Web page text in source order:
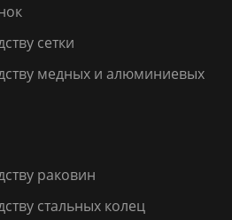
сетки
медных и алюминиевых
раковин
стальных колец